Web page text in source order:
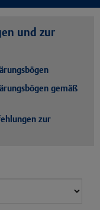
und zur
gemäß
zur